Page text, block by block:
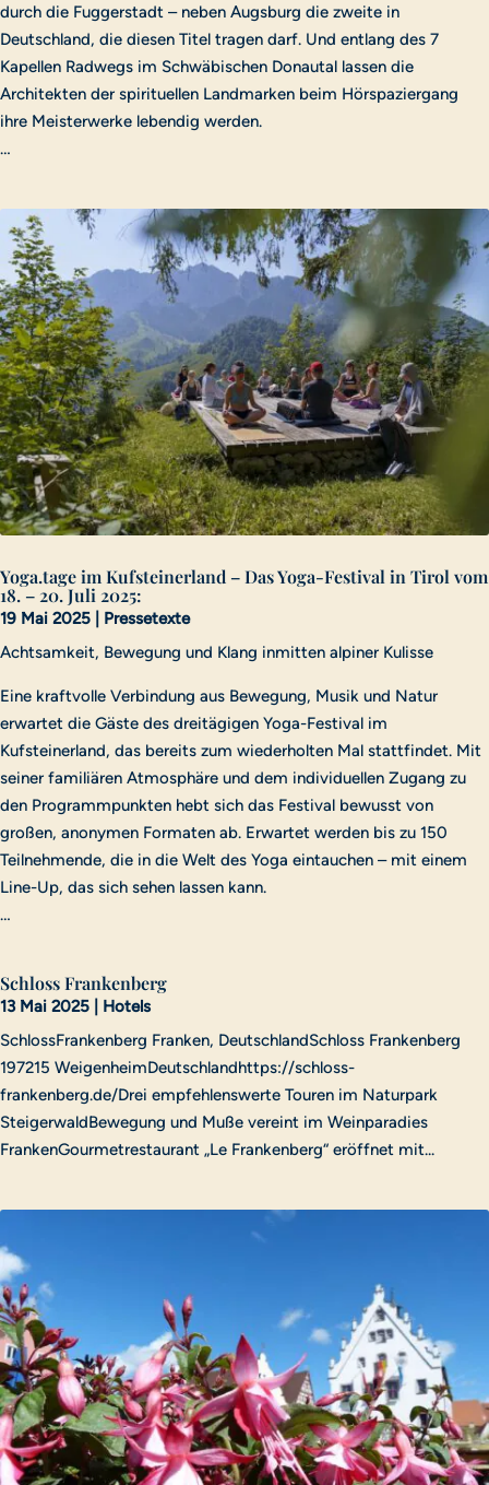
durch die Fuggerstadt – neben Augsburg die zweite in
Deutschland, die diesen Titel tragen darf. Und entlang des 7
Kapellen Radwegs im Schwäbischen Donautal lassen die
Architekten der spirituellen Landmarken beim Hörspaziergang
ihre Meisterwerke lebendig werden.
…
Yoga.tage im Kufsteinerland – Das Yoga-Festival in Tirol vom
18. – 20. Juli 2025:
19 Mai 2025
Pressetexte
Achtsamkeit, Bewegung und Klang inmitten alpiner Kulisse
Eine kraftvolle Verbindung aus Bewegung, Musik und Natur
erwartet die Gäste des dreitägigen Yoga-Festival im
Kufsteinerland, das bereits zum wiederholten Mal stattfindet. Mit
seiner familiären Atmosphäre und dem individuellen Zugang zu
den Programmpunkten hebt sich das Festival bewusst von
großen, anonymen Formaten ab. Erwartet werden bis zu 150
Teilnehmende, die in die Welt des Yoga eintauchen – mit einem
Line-Up, das sich sehen lassen kann.
…
Schloss Frankenberg
13 Mai 2025
Hotels
SchlossFrankenberg Franken, DeutschlandSchloss Frankenberg
197215 WeigenheimDeutschlandhttps://schloss-
frankenberg.de/Drei empfehlenswerte Touren im Naturpark
SteigerwaldBewegung und Muße vereint im Weinparadies
FrankenGourmetrestaurant „Le Frankenberg“ eröffnet mit...